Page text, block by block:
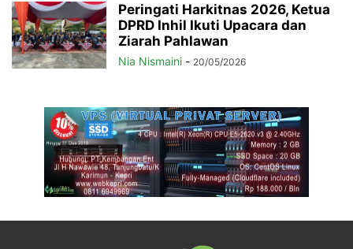
Peringati Harkitnas 2026, Ketua
DPRD Inhil Ikuti Upacara dan
Ziarah Pahlawan
Nia Nismaini - 20/05/2026